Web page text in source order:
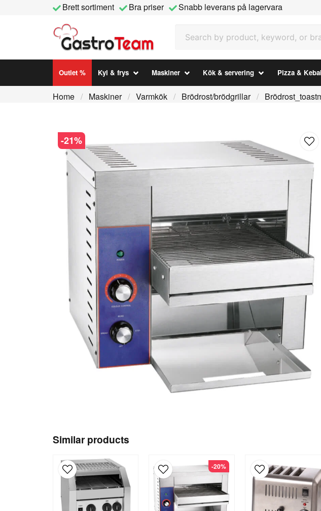
Brett sortiment Bra priser
Snabb leverans på lagervara
Outlet % Kyl & frys Maskiner Kök & servering Pizza &
Home Maskiner Varmkök Brödrost/brödgrillar
-21%
Similar products
-20%